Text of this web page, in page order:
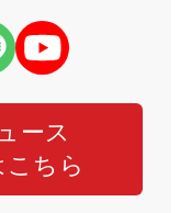
ース
ちら